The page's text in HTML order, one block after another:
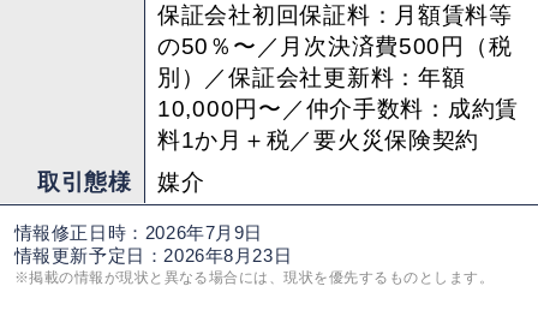
保証会社初回保証料：月額賃料等
の50％〜／月次決済費500円（税
別）／保証会社更新料：年額
10,000円〜／仲介手数料：成約賃
料1か月＋税／要火災保険契約
取引態様
媒介
情報修正日時：2026年7月9日
情報更新予定日：2026年8月23日
※掲載の情報が現状と異なる場合には、現状を優先するものとします。